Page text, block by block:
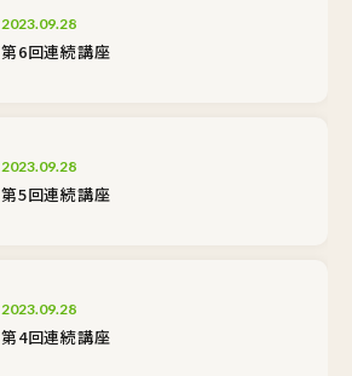
2023.09.28
第6回連続講座
2023.09.28
第5回連続講座
2023.09.28
第4回連続講座